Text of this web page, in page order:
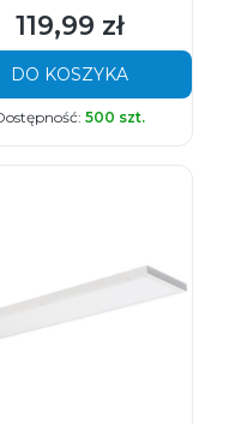
Cena
119,99 zł
DO KOSZYKA
500 szt.